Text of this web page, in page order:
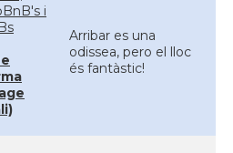
i
Arribar es una
odissea, pero el lloc
és fantàstic!